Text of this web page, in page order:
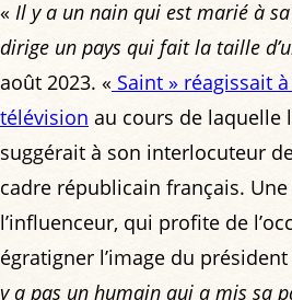
« Il y a un nain qui est marié à
dirige un pays qui fait la taille
août 2023. « Saint » réagissait
télévision au cours de laquelle
suggérait à son interlocuteur
cadre républicain français.
l’influenceur, qui profite de
égratigner l’image du
y a pas un humain qui a mis sa